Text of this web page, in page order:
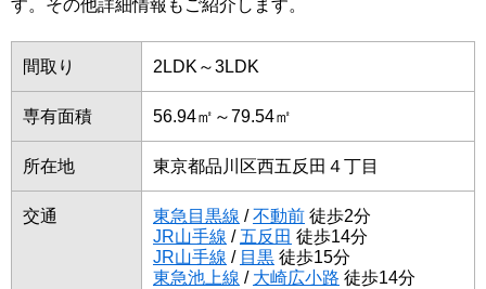
す。その他詳細情報もご紹介します。
間取り 2LDK～3LDK
専有面積 56.94㎡～79.54㎡
所在地 東京都品川区西五反田４丁目
交通 東急目黒線 /不動前 徒歩2分
JR山手線 / 五反田 徒歩14分
JR山手線 / 目黒 徒歩15分
東急池上線 / 大崎広小路 徒歩14分